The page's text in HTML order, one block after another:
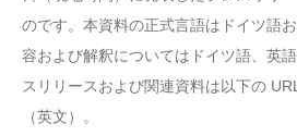
のです。本資料の正式言語はドイツ語
容および解釈についてはドイツ語、英
スリリースおよび関連資料は以下の
（英文）。